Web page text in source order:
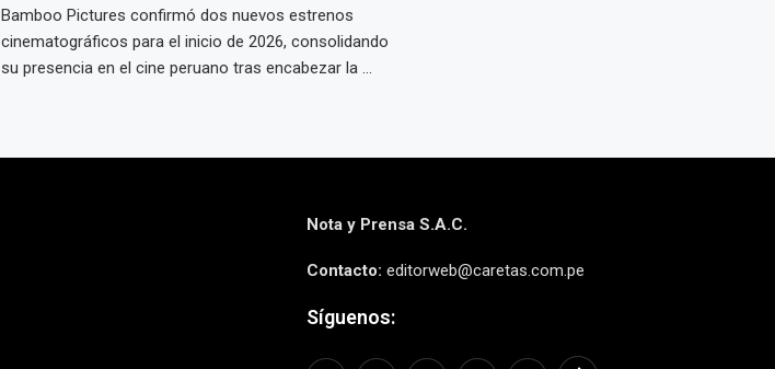
Bamboo Pictures confirmó dos nuevos estrenos
cinematográficos para el inicio de 2026, consolidando
su presencia en el cine peruano tras encabezar la ...
Nota y Prensa S.A.C.
Contacto: editorweb@caretas.com.pe
Síguenos: